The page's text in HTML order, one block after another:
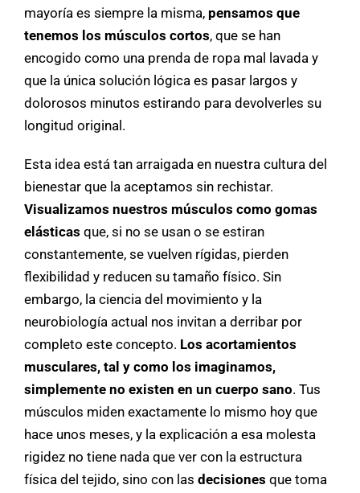
mayoría es siempre la misma, pensamos que
tenemos los músculos cortos, que se han
encogido como una prenda de ropa mal lavada y
que la única solución lógica es pasar largos y
dolorosos minutos estirando para devolverles su
longitud original.
Esta idea está tan arraigada en nuestra cultura del
bienestar que la aceptamos sin rechistar.
Visualizamos nuestros músculos como gomas
elásticas que, si no se usan o se estiran
constantemente, se vuelven rígidas, pierden
flexibilidad y reducen su tamaño físico. Sin
embargo, la ciencia del movimiento y la
neurobiología actual nos invitan a derribar por
completo este concepto. Los acortamientos
musculares, tal y como los imaginamos,
simplemente no existen en un cuerpo sano. Tus
músculos miden exactamente lo mismo hoy que
hace unos meses, y la explicación a esa molesta
rigidez no tiene nada que ver con la estructura
física del tejido, sino con las decisiones que toma